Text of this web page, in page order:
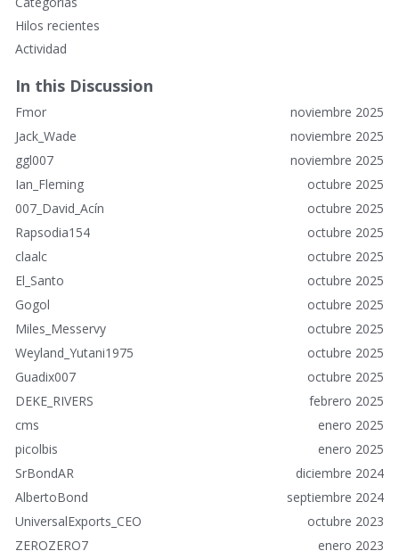
n
a
c
e
s
r
á
p
d
o
s
Hilos recientes
Actividad
In this Discussion
noviembre 2025
Fmor
noviembre 2025
Jack_Wade
noviembre 2025
ggl007
octubre 2025
Ian_Fleming
octubre 2025
007_David_Acín
octubre 2025
Rapsodia154
octubre 2025
claalc
octubre 2025
El_Santo
octubre 2025
Gogol
octubre 2025
Miles_Messervy
octubre 2025
Weyland_Yutani1975
octubre 2025
Guadix007
febrero 2025
DEKE_RIVERS
enero 2025
cms
enero 2025
picolbis
diciembre 2024
SrBondAR
septiembre 2024
AlbertoBond
octubre 2023
UniversalExports_CEO
enero 2023
ZEROZERO7